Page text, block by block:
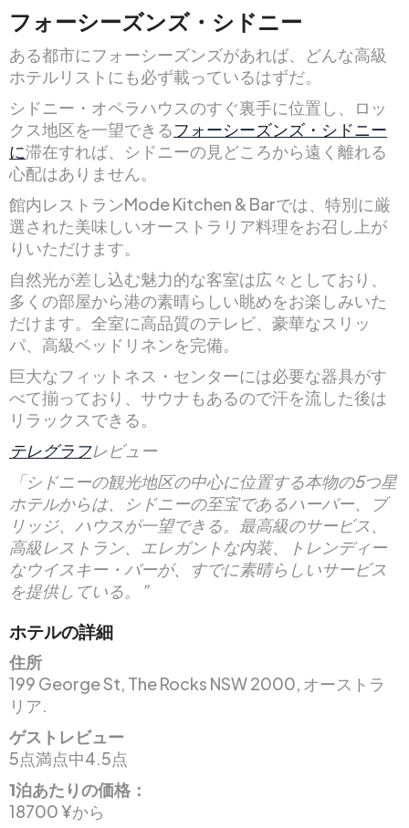
フォーシーズンズ・シドニー
ある都市にフォーシーズンズがあれば、どんな高級
ホテルリストにも必ず載っているはずだ。
シドニー・オペラハウスのすぐ裏手に位置し、ロッ
クス地区を一望できるフォーシーズンズ・シドニー
に滞在すれば、シドニーの見どころから遠く離れる
心配はありません。
館内レストランMode Kitchen & Barでは、特別に厳
選された美味しいオーストラリア料理をお召し上が
りいただけます。
自然光が差し込む魅力的な客室は広々としており、
多くの部屋から港の素晴らしい眺めをお楽しみいた
だけます。全室に高品質のテレビ、豪華なスリッ
パ、高級ベッドリネンを完備。
巨大なフィットネス・センターには必要な器具がす
べて揃っており、サウナもあるので汗を流した後は
リラックスできる。
テレグラフレビュー
「シドニーの観光地区の中心に位置する本物の5つ星
ホテルからは、シドニーの至宝であるハーバー、ブ
リッジ、ハウスが一望できる。最高級のサービス、
高級レストラン、エレガントな内装、トレンディー
なウイスキー・バーが、すでに素晴らしいサービス
を提供している。”
ホテルの詳細
住所
199 George St, The Rocks NSW 2000, オーストラ
リア.
ゲストレビュー
5点満点中4.5点
1泊あたりの価格：
18700 ¥から